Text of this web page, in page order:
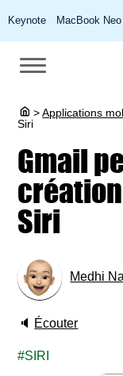
Keynote MacBook Neo
> Applications
Siri
Gmail
Siri
Medhi
🔈 Écouter
SIRI